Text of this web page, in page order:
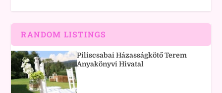
RANDOM LISTINGS
Piliscsabai Házasságkötő Terem
Anyakönyvi Hivatal